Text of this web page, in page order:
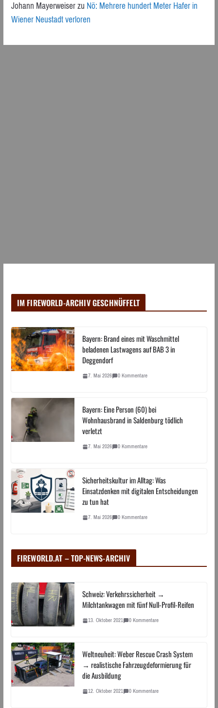
Johann MayerweiserzuNö: Mehrere hundert Meter Hafer in
Wiener Neustadt verloren
IM FIREWORLD-ARCHIV GESCHNÜFFELT
Bayern: Brand eines mit Waschmittel
beladenen Lastwagens auf BAB 3 in
Deggendorf
7. Mai 2026 0 Kommentare
Bayern: Eine Person (60) bei
Wohnhausbrand in Saldenburg tödlich
verletzt
7. Mai 2026 0 Kommentare
Sicherheitskultur im Alltag: Was
Einsatzdenken mit digitalen Entscheidungen
zu tun hat
7. Mai 2026 0 Kommentare
FIREWORLD.AT – TOP-NEWS-ARCHIV
Schweiz: Verkehrssicherheit →
Milchtankwagen mit fünf Null-Profil-Reifen
13. Oktober 2021 0 Kommentare
Weltneuheit: Weber Rescue Crash System
→ realistische Fahrzeugdeformierung für
die Ausbildung
12. Oktober 2021 0 Kommentare